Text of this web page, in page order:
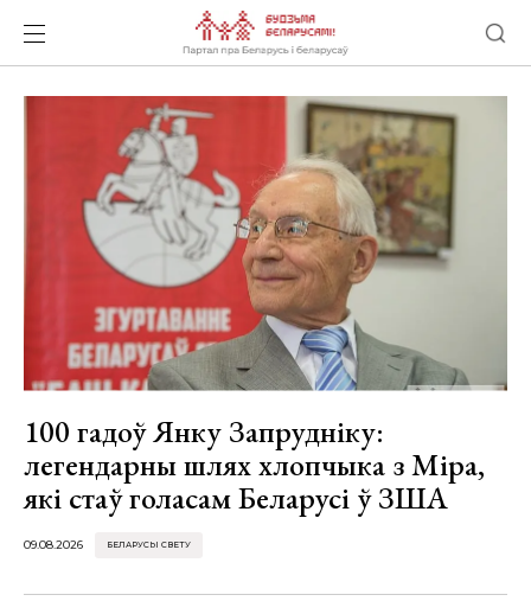
100 гадоў Янку Запрудніку:
легендарны шлях хлопчыка з Міра,
які стаў голасам Беларусі ў ЗША
09.08.2026 БЕЛАРУСЫ СВЕТУ